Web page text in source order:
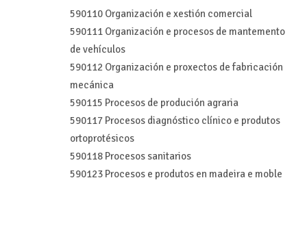
590110 Organización e xestión comercial
590111 Organización e procesos de mantemento
de vehículos
590112 Organización e proxectos de fabricación
mecánica
590115 Procesos de produción agraria
590117 Procesos diagnóstico clínico e produtos
ortoprotésicos
590118 Procesos sanitarios
590123 Procesos e produtos en madeira e moble